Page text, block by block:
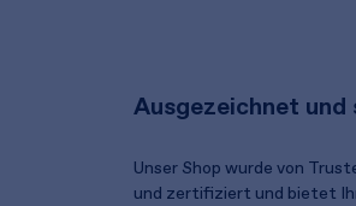
Ausgezeichnet und
Unser Shop wurde von
und zertifiziert und bietet